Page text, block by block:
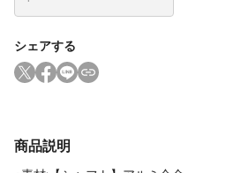
シェアする
商品説明